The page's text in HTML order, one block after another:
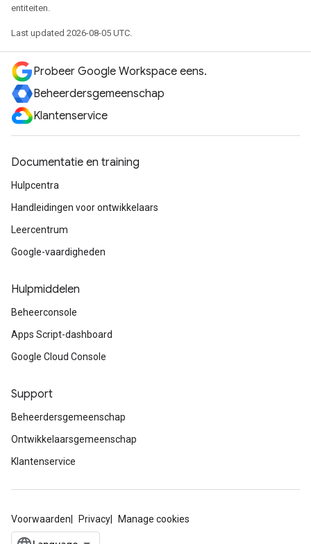
entiteiten.
Last updated 2026-08-05 UTC.
Probeer Google Workspace eens.
Beheerdersgemeenschap
Klantenservice
Documentatie en training
Hulpcentra
Handleidingen voor ontwikkelaars
Leercentrum
Google-vaardigheden
Hulpmiddelen
Beheerconsole
Apps Script-dashboard
Google Cloud Console
Support
Beheerdersgemeenschap
Ontwikkelaarsgemeenschap
Klantenservice
Voorwaarden Privacy Manage cookies